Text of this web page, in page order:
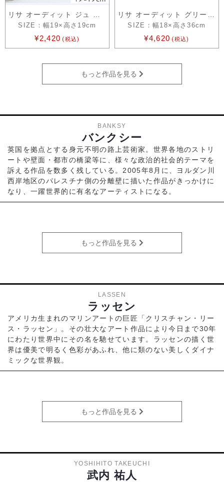
SIZE：幅19×高さ19cm
¥2,420 (税込)
SIZE：幅18×高さ36cm
¥4,620 (税込)
もっと作品を見る
BANKSY
バンクシー
英国を拠点とする身元不明の路上芸術家。世界各地のストリ
ートや壁面・都市の橋梁等に、様々な政治的社会的テーマを
訴える作品を数多く残している。2005年8月に、ヨルダン川
西岸地区のパレスチナ側の分離壁に描いた作品がきっかけに
なり、一躍世界的に有名なアーティストになる。
もっと作品を見る
LASSEN
ラッセン
アメリカ生まれのマリンアートの巨匠「クリスチャン・リー
ス・ラッセン」。その壮大なアート作品により今日まで30年
にわたり世界中にその名を馳せています。ラッセンの描く世
界は優美で明るく色彩があふれ、他に類のない美しくダイナ
ミックな世界観。
もっと作品を見る
YOSHIHITO TAKEUCHI
武内 祐人